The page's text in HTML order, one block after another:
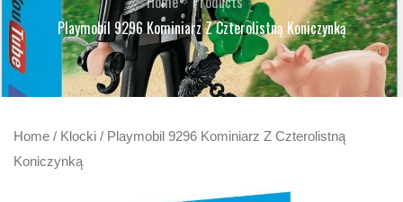
Playmobil 9296 Kominiarz Z Czterolistną Koniczynką
Home / Klocki / Playmobil 9296 Kominiarz Z Czterolistną
Koniczynką